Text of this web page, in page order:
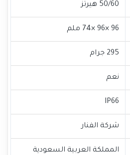
50/60 هيرتز
96 ×96 ×74 ملم
295 جرام
نعم
IP66
شركة الفنار
المملكة العربية السعودية